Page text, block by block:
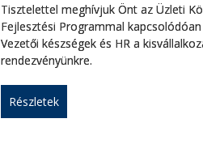
Tisztelettel meghívjuk Önt az Üzleti
Fejlesztési Programmal
Vezetői készségek és HR a
rendezvényünkre.
Részletek